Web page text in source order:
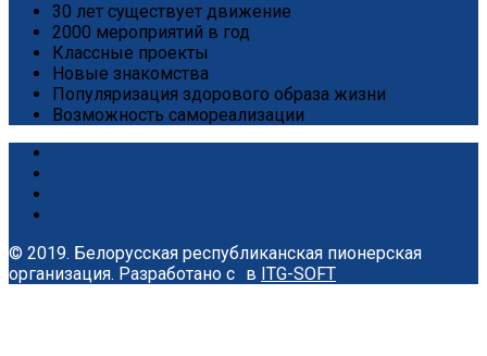
30 лет существует движение
2000 мероприятий в год
Классные проекты
Новые знакомства
Популяризация здорового образа жизни
Возможность самореализации
© 2019. Белорусская республиканская пионерская
организация. Разработано с в ITG-SOFT